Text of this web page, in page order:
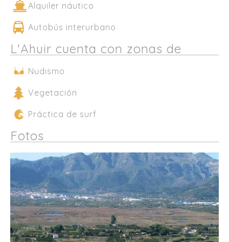
Alquiler náutico
Autobús interurbano
L'Ahuir cuenta con zonas de
Nudismo
Vegetación
Práctica de surf
Fotos